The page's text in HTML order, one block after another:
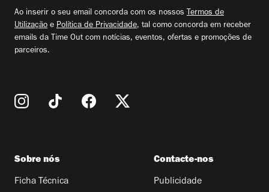
Ao inserir o seu email concorda com os nossos Termos de
Utilização e Política de Privacidade, tal como concorda em receber
emails da Time Out com notícias, eventos, ofertas e promoções de
parceiros.
Sobre nós
Ficha Técnica
Contacte-nos
Publicidade